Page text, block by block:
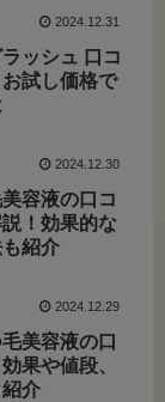
2024.12.31
ッシュ 口コ
試し価格で
2024.12.30
容液の口コ
！効果的な
紹介
2024.12.29
美容液の口
果や値段、
介